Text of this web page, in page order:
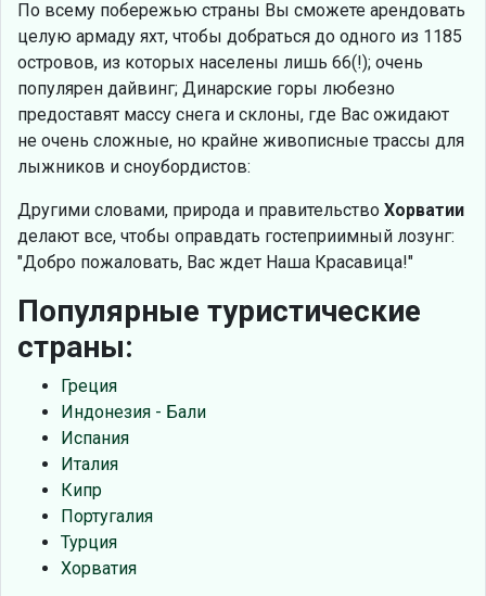
По всему побережью страны Вы сможете арендовать
целую армаду яхт, чтобы добраться до одного из 1185
островов, из которых населены лишь 66(!); очень
популярен дайвинг; Динарские горы любезно
предоставят массу снега и склоны, где Вас ожидают
не очень сложные, но крайне живописные трассы для
лыжников и сноубордистов:
Другими словами, природа и правительство Хорватии
делают все, чтобы оправдать гостеприимный лозунг:
"Добро пожаловать, Вас ждет Наша Красавица!"
Популярные туристические
страны:
Греция
Индонезия - Бали
Испания
Италия
Кипр
Португалия
Турция
Хорватия